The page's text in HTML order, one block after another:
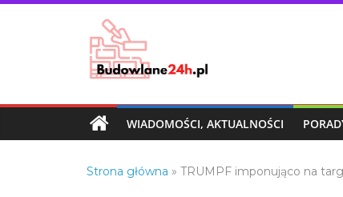
Skip
Budowlane24h.pl
portal
budowlany
Porady
WIADOMOŚCI, AKTUALNOŚCI
Strona główna » TRUMPF imponująco na